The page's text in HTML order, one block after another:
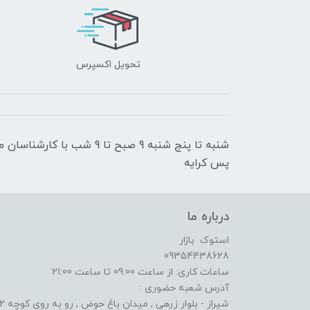
تحویل اکسپرس
شنبه تا پنج شنبه 9 صبح
پس کرایه
درباره ما
استوک بازار
09354438628
ساعات کاری: از ساعت 09:00 تا ساعت 21:00
آدرس شعبه حضوری :
شیراز - بلوار زرهی , میدان باغ حوض , رو به روی کوچه 2 الف